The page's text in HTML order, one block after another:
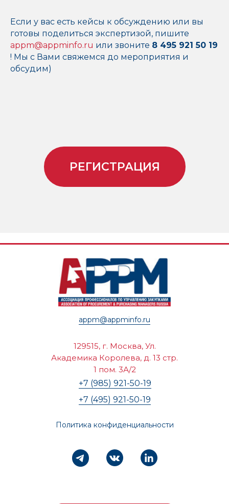
Если у вас есть кейсы к обсуждению или вы
готовы поделиться экспертизой, пишите
appm@appminfo.ru или звоните 8 495 921 50 19
! Мы с Вами свяжемся до мероприятия и
обсудим)
РЕГИСТРАЦИЯ
appm@appminfo.ru
+7 (985) 921-50-19
+7 (495) 921-50-19
129515, г. Москва, Ул.
Академика Королева, д. 13 стр.
1 пом. 3А/2
Политика конфиденциальности